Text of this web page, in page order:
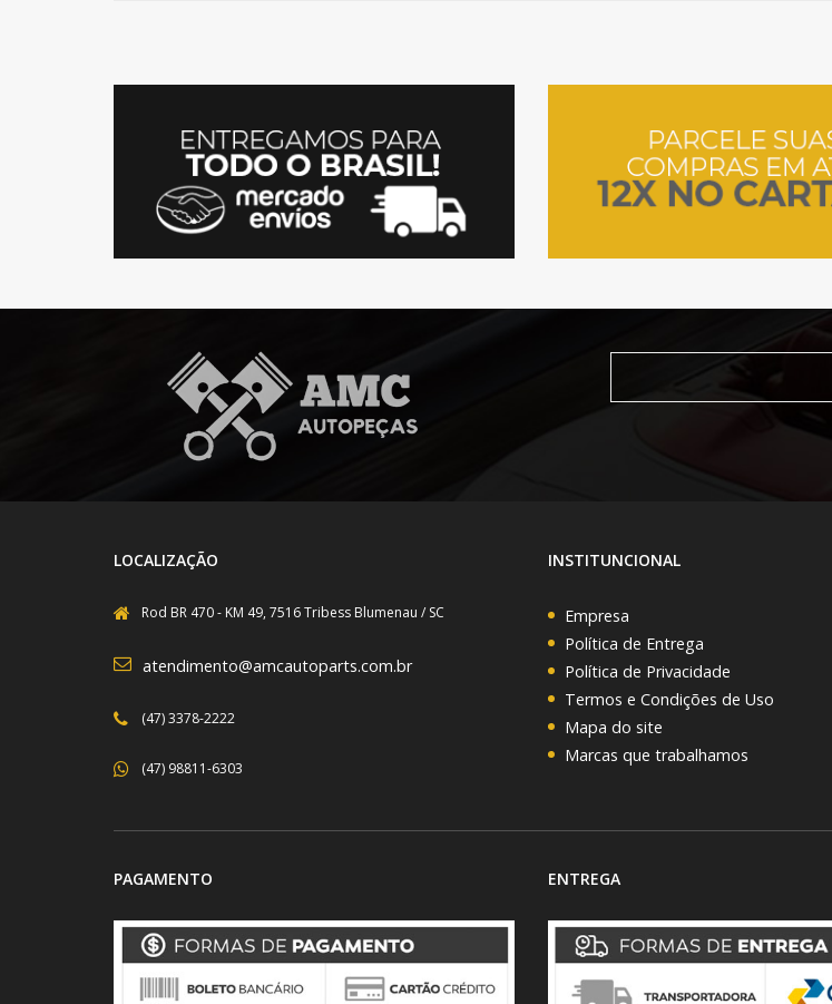
LOCALIZAÇÃO
Rod BR 470 - KM 49, 7516 Tribess Blumenau / SC
atendimento@amcautoparts.com.br
(47) 3378-2222
(47) 98811-6303
INSTITUNCIONAL
Empresa
Política de Entrega
Política de Privacidade
Termos e Condições de Uso
Mapa do site
Marcas que trabalhamos
PAGAMENTO ENTREGA